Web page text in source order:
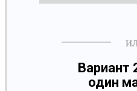
Вариант
один